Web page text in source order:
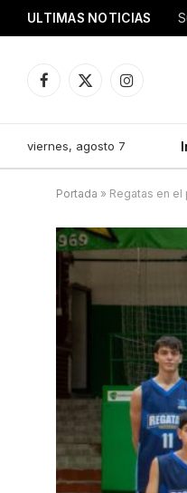
ULTIMAS NOTICIAS
Facebook
X
Instagram
viernes, agosto 7
Portada » Regatas en el